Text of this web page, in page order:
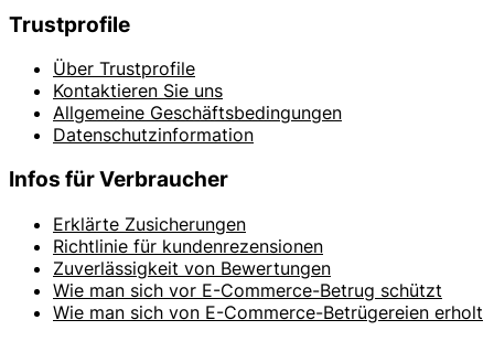
Trustprofile
Über Trustprofile
Kontaktieren Sie uns
Allgemeine Geschäftsbedingungen
Datenschutzinformation
Infos für Verbraucher
Erklärte Zusicherungen
Richtlinie für kundenrezensionen
Zuverlässigkeit von Bewertungen
Wie man sich vor E-Commerce-Betrug schützt
Wie man sich von E-Commerce-Betrügereien erholt